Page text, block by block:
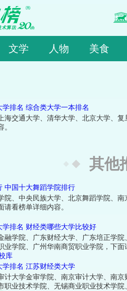
文学 人物 美食
排名 综合类大学一本排名
海交通大学、清华大学、北京大学、
其他
中国十大舞蹈学院排行
院、中央民族大学、北京舞蹈学院、
看榜单详细内容。
排名 财经类哪些大学比较好
融学院、广东财经大学、广东培正学
学院、广州华南商贸职业学院，下面
库
排名 江苏财经类大学
计大学金审学院、南京审计大学、南
业技术学院、无锡商业职业技术学